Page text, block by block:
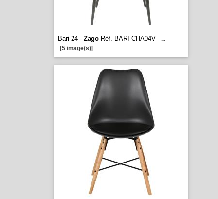
Bari 24 - ZagoRéf. BARI-CHA04V
...
[5 image(s)]